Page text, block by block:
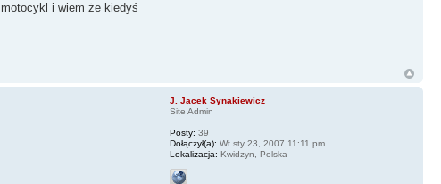
i wiem że kiedyś
J. Jacek Synakiewicz
Site Admin
Posty: 39
Dołączył(a): Wt sty 23, 2007 11:11 pm
Lokalizacja: Kwidzyn, Polska